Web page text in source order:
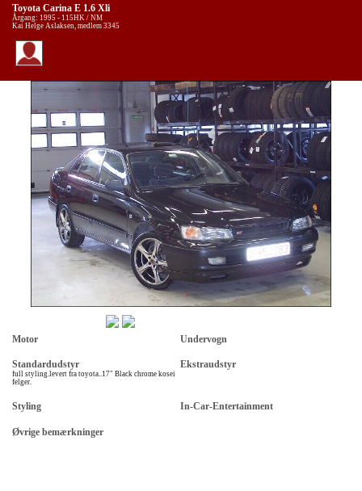
Toyota Carina E 1.6 Xli
Årgang: 1995 - 115HK / NM
Kai Helge Aslaksen, medlem 3345
Motor Undervogn
Standardudstyr
full styling.levert fra toyota..17" Black chrome kosei
felger.
Ekstraudstyr
Styling In-Car-Entertainment
Øvrige bemærkninger